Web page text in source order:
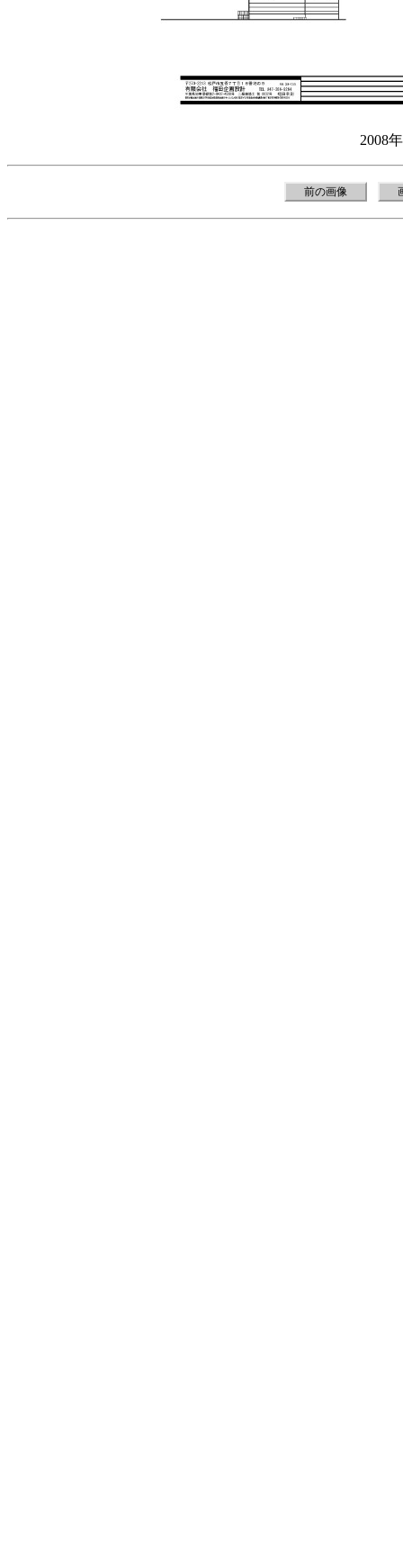
2008
前の画像